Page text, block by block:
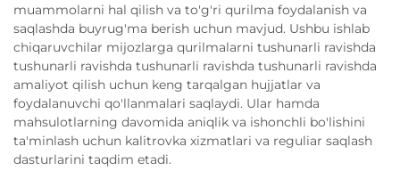
muammolarni hal qilish va to'g'ri qurilma foydalanish va
saqlashda buyrug'ma berish uchun mavjud. Ushbu ishlab
chiqaruvchilar mijozlarga qurilmalarni tushunarli ravishda
tushunarli ravishda tushunarli ravishda tushunarli ravishda
amaliyot qilish uchun keng tarqalgan hujjatlar va
foydalanuvchi qo'llanmalari saqlaydi. Ular hamda
mahsulotlarning davomida aniqlik va ishonchli bo'lishini
ta'minlash uchun kalitrovka xizmatlari va reguliar saqlash
dasturlarini taqdim etadi.